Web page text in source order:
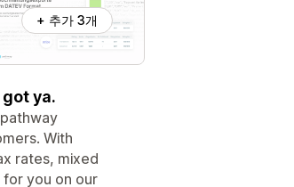
+ 추가 3개
ya.
With
rates, mixed
you on our